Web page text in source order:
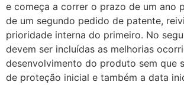
e começa a correr o prazo de um ano
de um segundo pedido de patente,
prioridade interna do primeiro. No
devem ser incluídas as melhorias
desenvolvimento do produto sem que
de proteção inicial e também a data